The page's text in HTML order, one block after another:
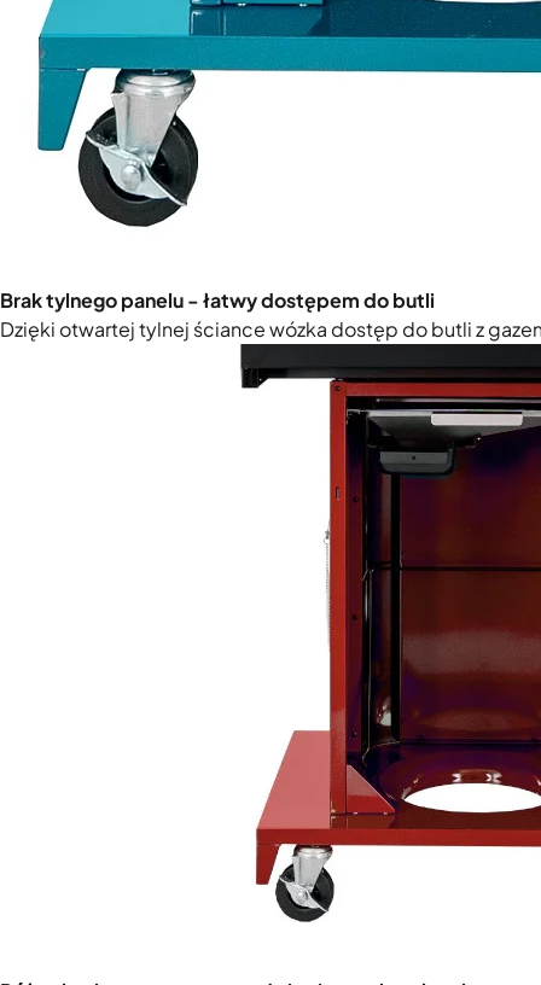
Brak tylnego panelu - łatwy dostępem do butli
Dzięki otwartej tylnej ściance wózka dostęp do butli z